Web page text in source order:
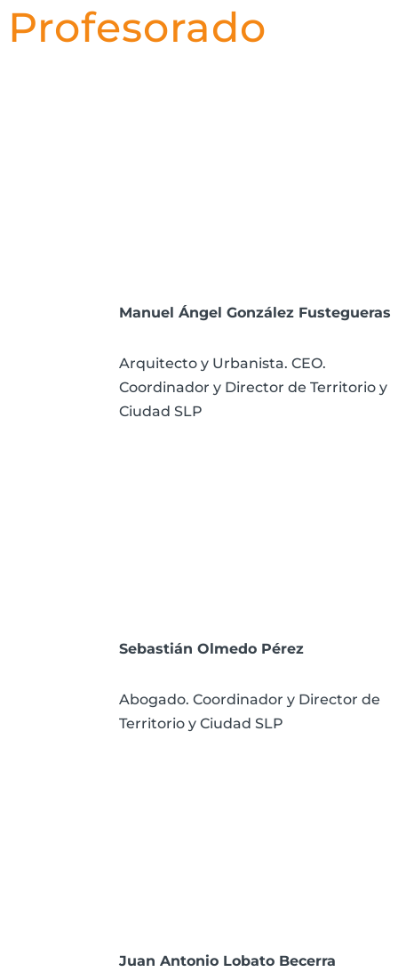
Profesorado
Manuel Ángel González Fustegueras
Arquitecto y Urbanista. CEO.
Coordinador y Director de Territorio y
Ciudad SLP
Sebastián Olmedo Pérez
Abogado. Coordinador y Director de
Territorio y Ciudad SLP
Juan Antonio Lobato Becerra